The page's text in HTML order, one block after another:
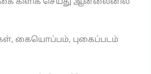
கையொப்பம், புகைப்படம்